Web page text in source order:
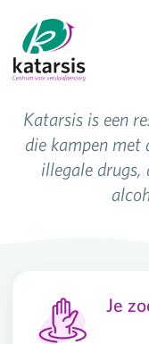
Katarsis is een
die kampen met
illegale
Je